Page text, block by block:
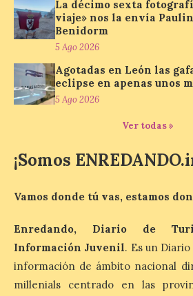
6 Ago 2026
Miradores
pueblos con
paisajes de
convierten la Comarca
destinos más bonitos para disfrutar
Península Ibérica durante […]
del nuevo ranking de
Billionhands que revela
los diez destinos y
preferidos por los
consumidores para
La décimo sexta
viaje» nos la envía
Benidorm
5 Ago 2026
Agotadas en León las
eclipse en apenas unos
5 Ago 2026
Ver todas »
¡Somos
Vamos donde tú vas, estamos
Enredando, Diario de
Información Juvenil. Es un
información de ámbito nacional
millenials centrado en las